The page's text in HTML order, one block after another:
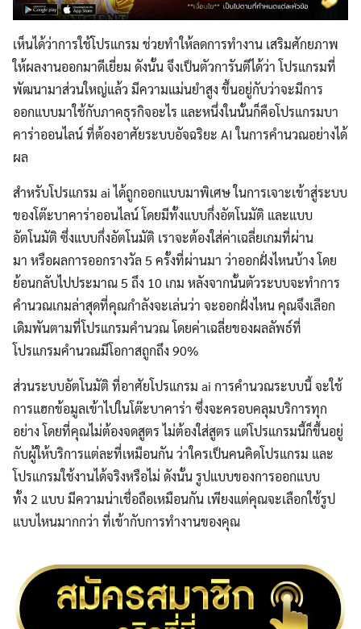
เห็นได้ว่าการใช้โปรแกรม ช่วยทำให้ลดการทำงาน เสริมศักยภาพ
ให้ผลงานออกมาดีเยี่ยม ดังนั้น จึงเป็นตัวการันตีได้ว่า โปรแกรมที่
พัฒนามาส่วนใหญ่แล้ว มีความแม่นยำสูง ขึ้นอยู่กับว่าจะมีการ
ออกแบบมาใช้กับภาคธุรกิจอะไร และหนึ่งในนั้นก็คือโปรแกรมบา
คาร่าออนไลน์ ที่ต้องอาศัยระบบอัจฉริยะ AI ในการคำนวณอย่างได้
ผล
สำหรับโปรแกรม ai ได้ถูกออกแบบมาพิเศษ ในการเจาะเข้าสู่ระบบ
ของโต๊ะบาคาร่าออนไลน์ โดยมีทั้งแบบกึ่งอัตโนมัติ และแบบ
อัตโนมัติ ซึ่งแบบกึ่งอัตโนมัติ เราจะต้องใส่ค่าเฉลี่ยเกมที่ผ่าน
มา หรือผลการออกรางวัล 5 ครั้งที่ผ่านมา ว่าออกฝั่งไหนบ้าง โดย
ย้อนกลับไปประมาณ 5 ถึง 10 เกม หลังจากนั้นตัวระบบจะทำการ
คำนวณเกมล่าสุดที่คุณกำลังจะเล่นว่า จะออกฝั่งไหน คุณจึงเลือก
เดิมพันตามที่โปรแกรมคำนวณ โดยค่าเฉลี่ยของผลลัพธ์ที่
โปรแกรมคำนวณมีโอกาสถูกถึง 90%
ส่วนระบบอัตโนมัติ ที่อาศัยโปรแกรม ai การคำนวณระบบนี้ จะใช้
การแฮกข้อมูลเข้าไปในโต๊ะบาคาร่า ซึ่งจะครอบคลุมบริการทุก
อย่าง โดยที่คุณไม่ต้องจดสูตร ไม่ต้องใส่สูตร แต่โปรแกรมนี้ก็ขึ้นอยู่
กับผู้ให้บริการแต่ละที่เหมือนกัน ว่าใครเป็นคนคิดโปรแกรม และ
โปรแกรมใช้งานได้จริงหรือไม่ ดังนั้น รูปแบบของการออกแบบ
ทั้ง 2 แบบ มีความน่าเชื่อถือเหมือนกัน เพียงแต่คุณจะเลือกใช้รูป
แบบไหนมากกว่า ที่เข้ากับการทำงานของคุณ